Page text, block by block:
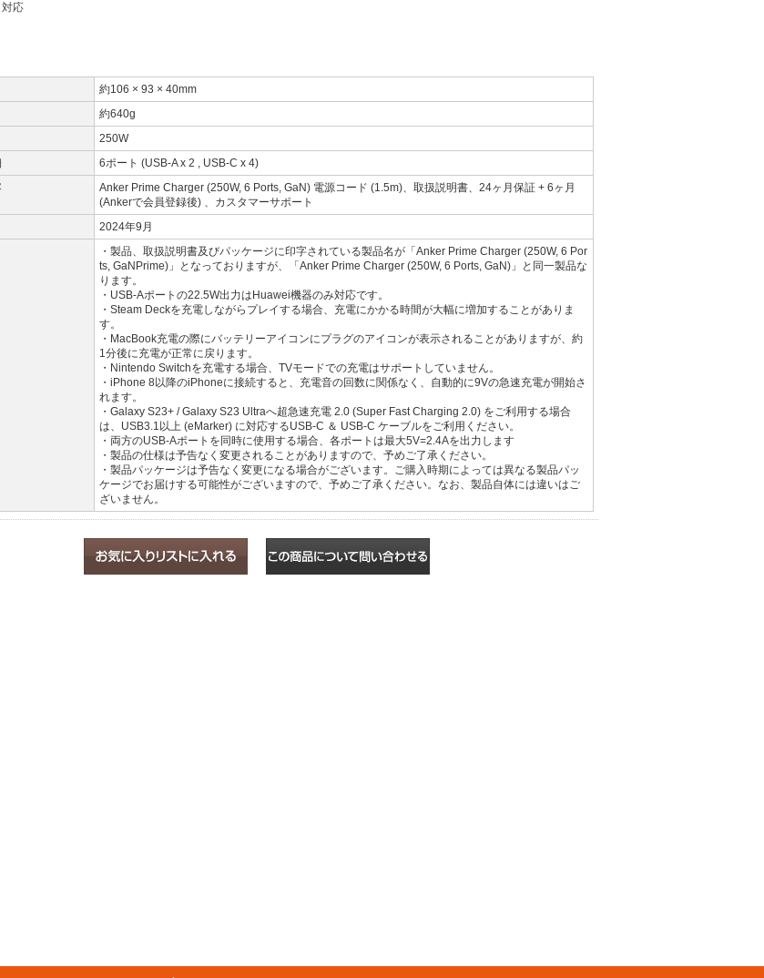
応
約106 × 93 × 40mm
約640g
250W
6ポート (USB-A x 2 , USB-C x 4)
Anker Prime Charger (250W, 6 Ports, GaN) 電源コード (1.5m)、取扱説明書、24ヶ月保証 + 6ヶ月
(Ankerで会員登録後) 、カスタマーサポート
2024年9月
・製品、取扱説明書及びパッケージに印字されている製品名が「Anker Prime Charger (250W, 6 Por
ts, GaNPrime)」となっておりますが、「Anker Prime Charger (250W, 6 Ports, GaN)」と同一製品な
ります。
・USB-Aポートの22.5W出力はHuawei機器のみ対応です。
・Steam Deckを充電しながらプレイする場合、充電にかかる時間が大幅に増加することがありま
す。
・MacBook充電の際にバッテリーアイコンにプラグのアイコンが表示されることがありますが、約
1分後に充電が正常に戻ります。
・Nintendo Switchを充電する場合、TVモードでの充電はサポートしていません。
・iPhone 8以降のiPhoneに接続すると、充電音の回数に関係なく、自動的に9Vの急速充電が開始さ
れます。
・Galaxy S23+ / Galaxy S23 Ultraへ超急速充電 2.0 (Super Fast Charging 2.0) をご利用する場合
は、USB3.1以上 (eMarker) に対応するUSB-C ＆ USB-C ケーブルをご利用ください。
・両方のUSB-Aポートを同時に使用する場合、各ポートは最大5V=2.4Aを出力します
・製品の仕様は予告なく変更されることがありますので、予めご了承ください。
・製品パッケージは予告なく変更になる場合がございます。ご購入時期によっては異なる製品パッ
ケージでお届けする可能性がございますので、予めご了承ください。なお、製品自体には違いはご
ざいません。